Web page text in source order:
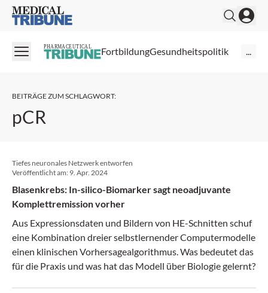
Medical Tribune
PHARMACEUTICAL FortbildungGesundheitspolitik ...
BEITRÄGE ZUM SCHLAGWORT:
pCR
Tiefes neuronales Netzwerk entworfen
Veröffentlicht am: 9. Apr. 2024
Blasenkrebs: In-silico-Biomarker sagt neoadjuvante
Komplettremission vorher
Aus Expressionsdaten und Bildern von HE-Schnitten schuf
eine Kombination dreier selbstlernender Computermodelle
einen klinischen Vorhersagealgorithmus. Was bedeutet das
für die Praxis und was hat das Modell über Biologie gelernt?